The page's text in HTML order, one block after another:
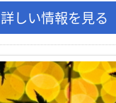
詳しい情報を見る